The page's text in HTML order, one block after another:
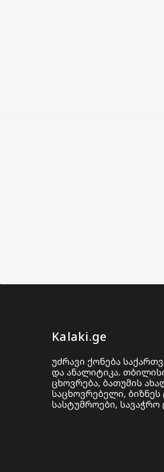
Kalaki.ge
უძრავი ქონება
და ანალიტიკა.
ცხოვრება, ბათუმის
საცხოვრებელი, ბიზნეს
სასტუმროები, სავაჭრო